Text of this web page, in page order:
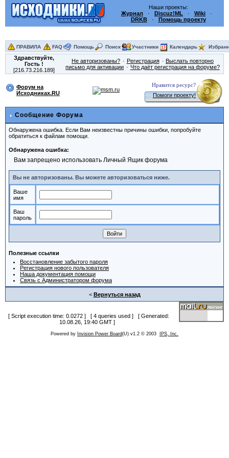
Наши проекты:
Журнал · Discuz!ML · Wiki ·
DRKB· Помощь проекту
ПРАВИЛА FAQ Помощь Поиск Участники Календарь
Здравствуйте,
Гость!
[216.73.216.189]
Не авторизованы? Регистрация
Выслать повторно
письмо для активации
Что даёт регистрация на форуме?
Форум на
Исходниках.RU
Нравится ресурс?
Помоги проекту!
Сообщение Форума
Обнаружена ошибка. Если Вам неизвестны причины ошибки, попробуйте
обратиться к файлам помощи.
Обнаружена ошибка:
Вам запрещено использовать Личный Ящик форума
Вы не авторизованы. Вы можете авторизоваться ниже.
Ваше
имя
Ваш
пароль
Полезные ссылки
Восстановление забытого пароля
Регистрация нового пользователя
Наша документация помощи
Связь с Администратором форума
< Вернуться назад
[ Script execution time: 0.0272 ] [ 4 queries used ] [ Generated:
10.08.26, 19:40 GMT ]
Powered by Invision Power Board(U) v1.2 © 2003 IPS, Inc.